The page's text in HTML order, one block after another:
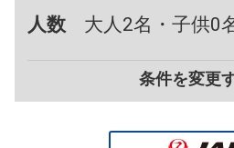
人数
大人2名・子供0
条件を変更